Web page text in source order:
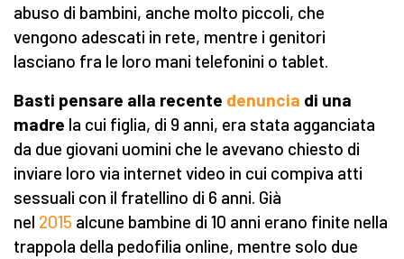
abuso di bambini, anche molto piccoli, che
vengono adescati in rete, mentre i genitori
lasciano fra le loro mani telefonini o tablet.
Basti pensare alla recente denuncia di una
madre la cui figlia, di 9 anni, era stata agganciata
da due giovani uomini che le avevano chiesto di
inviare loro via internet video in cui compiva atti
sessuali con il fratellino di 6 anni. Già
nel 2015 alcune bambine di 10 anni erano finite nella
trappola della pedofilia online, mentre solo due